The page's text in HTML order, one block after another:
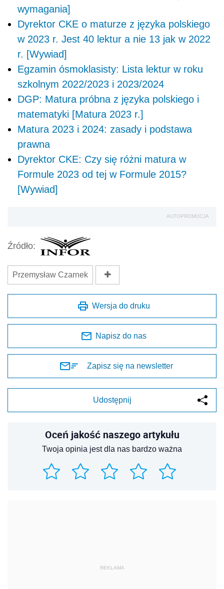
wymagania]
Dyrektor CKE o maturze z języka polskiego
w 2023 r. Jest 40 lektur a nie 13 jak w 2022
r. [Wywiad]
Egzamin ósmoklasisty: Lista lektur w roku
szkolnym 2022/2023 i 2023/2024
DGP: Matura próbna z języka polskiego i
matematyki [Matura 2023 r.]
Matura 2023 i 2024: zasady i podstawa
prawna
Dyrektor CKE: Czy się różni matura w
Formule 2023 od tej w Formule 2015?
[Wywiad]
AUTOPROMOCJA
Źródło:
Przemysław Czarnek
Wersja do druku
Napisz do nas
Zapisz się na newsletter
Udostępnij
Oceń jakość naszego artykułu
Twoja opinia jest dla nas bardzo ważna
REKLAMA